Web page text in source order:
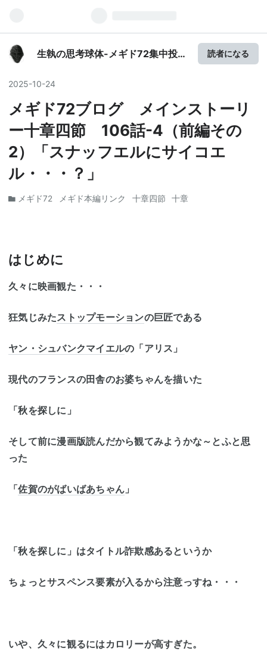
生執の思考球体-メギド72集中投稿
読者になる
2025-10-24
メギド72ブログ メインストーリ
ー十章四節 106話-4（前編その
2）「スナッフエルにサイコエ
ル・・・？」
メギド72 メギド本編リンク 十章四節 十章
はじめに
久々に映画観た・・・
狂気じみたストップモーションの巨匠である
ヤン・シュバンクマイエルの「アリス」
現代のフランスの田舎のお婆ちゃんを描いた
「秋を探しに」
そして前に漫画版読んだから観てみようかな～とふと思
った
「佐賀のがばいばあちゃん 」
「秋を探しに」はタイトル詐欺感あるというか
ちょっとサスペンス要素が入るから注意っすね・・・
いや、久々に観るにはカロリーが高すぎた。